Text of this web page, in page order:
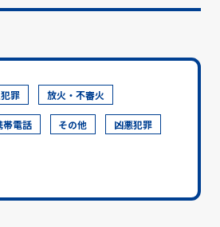
罪 放火・不審火
帯電話 その他 凶悪犯罪